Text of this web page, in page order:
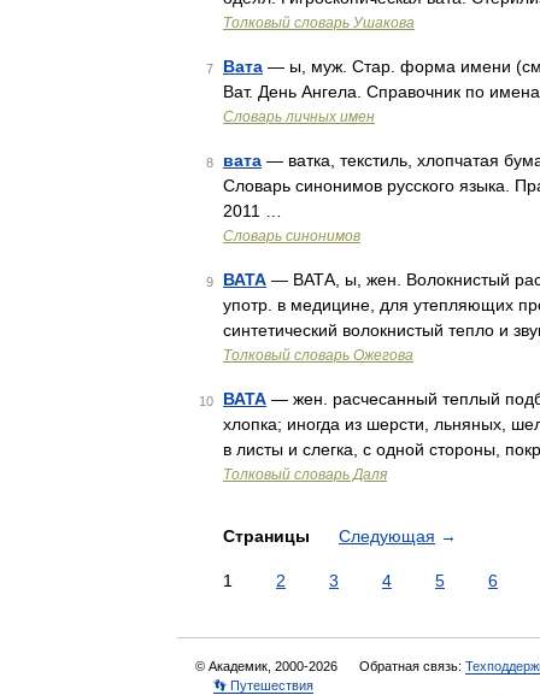
Толковый словарь Ушакова
7 Вата — ы, муж. Стар. форма имени
Ват. День Ангела. Справочник по
Словарь личных имен
8 вата — ватка, текстиль, хлопчатая
Словарь синонимов русского языка.
2011 …
Словарь синонимов
9 ВАТА — ВАТА, ы, жен. Волокнистый
употр. в медицине, для утепляющих
синтетический волокнистый тепло и
Толковый словарь Ожегова
10 ВАТА — жен. расчесанный теплый
хлопка; иногда из шерсти, льняных,
в листы и слегка, с одной стороны,
Толковый словарь Даля
Страницы Следующая →
1 2 3 4 5 6
© Академик, 2000-2026 Обратная связь:
👣 Путешествия